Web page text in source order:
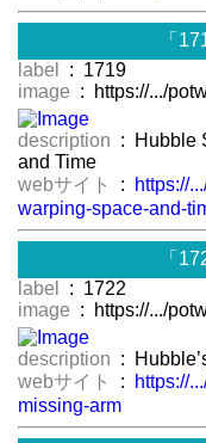
「
label
: 1719
image : https://.../
description : Hubble
and Time
webサイト
:
https://
warping-space-and-
「
label
: 1722
image : https://.../
description :
webサイト
:
https://
missing-arm